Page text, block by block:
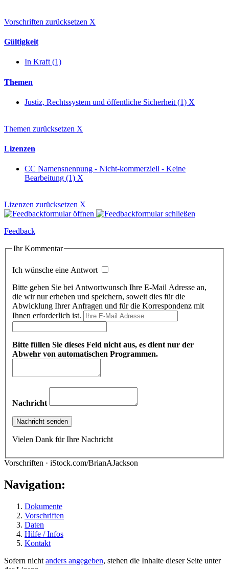
Vorschriften zurücksetzen X
Gültigkeit
In Kraft (1)
Themen
Justiz, Rechtssystem und öffentliche Sicherheit (1) X
Themen zurücksetzen X
Lizenzen
CC Namensnennung - Nicht-kommerziell - Keine
Bearbeitung (1) X
Lizenzen zurücksetzen X
Feedback
Ihr Kommentar
Ich wünsche eine Antwort
Bitte geben Sie bei Antwortwunsch Ihre E-Mail Adresse an,
die wir nur erheben und speichern, soweit dies für die
Abwicklung Ihrer Anfragen und für die Korrespondenz mit
Ihnen erforderlich ist.
Bitte füllen Sie dieses Feld nicht aus, es dient nur der
Abwehr von automatischen Programmen.
Nachricht
Vielen Dank für Ihre Nachricht
Vorschriften · iStock.com/BrianAJackson
Navigation:
Dokumente
Vorschriften
Daten
Hilfe / Infos
Kontakt
Sofern nicht anders angegeben, stehen die Inhalte dieser Seite unter